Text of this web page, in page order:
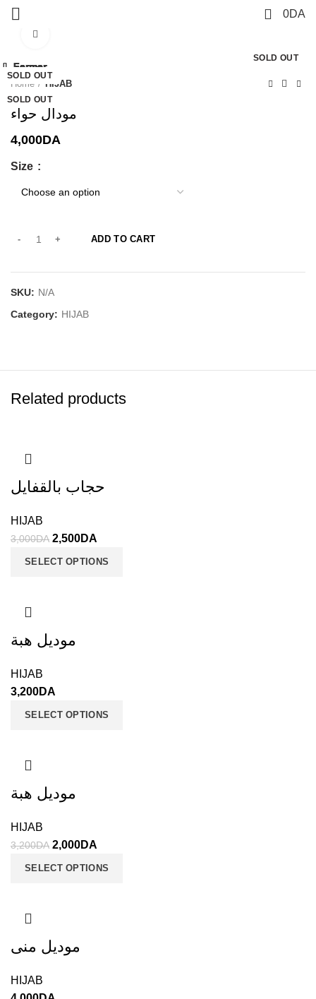
0DA
SOLD OUT
Home HIJAB
مودال حواء
4,000DA
Size
ADD TO CART
SKU: N/A
Category: HIJAB
Related products
-17%
SOLD OUT
Fermer
حجاب بالقفايل
HIJAB
3,000DA 2,500DA
SELECT OPTIONS
SOLD OUT
Fermer
موديل هبة
HIJAB
3,200DA
SELECT OPTIONS
-38%
SOLD OUT
Fermer
موديل هبة
HIJAB
3,200DA 2,000DA
SELECT OPTIONS
SOLD OUT
Fermer
موديل منى
HIJAB
-17%
SOLD OUT
Fermer
SOLD OUT
Fermer
SOLD OUT
Fermer
SOLD OUT
Fermer